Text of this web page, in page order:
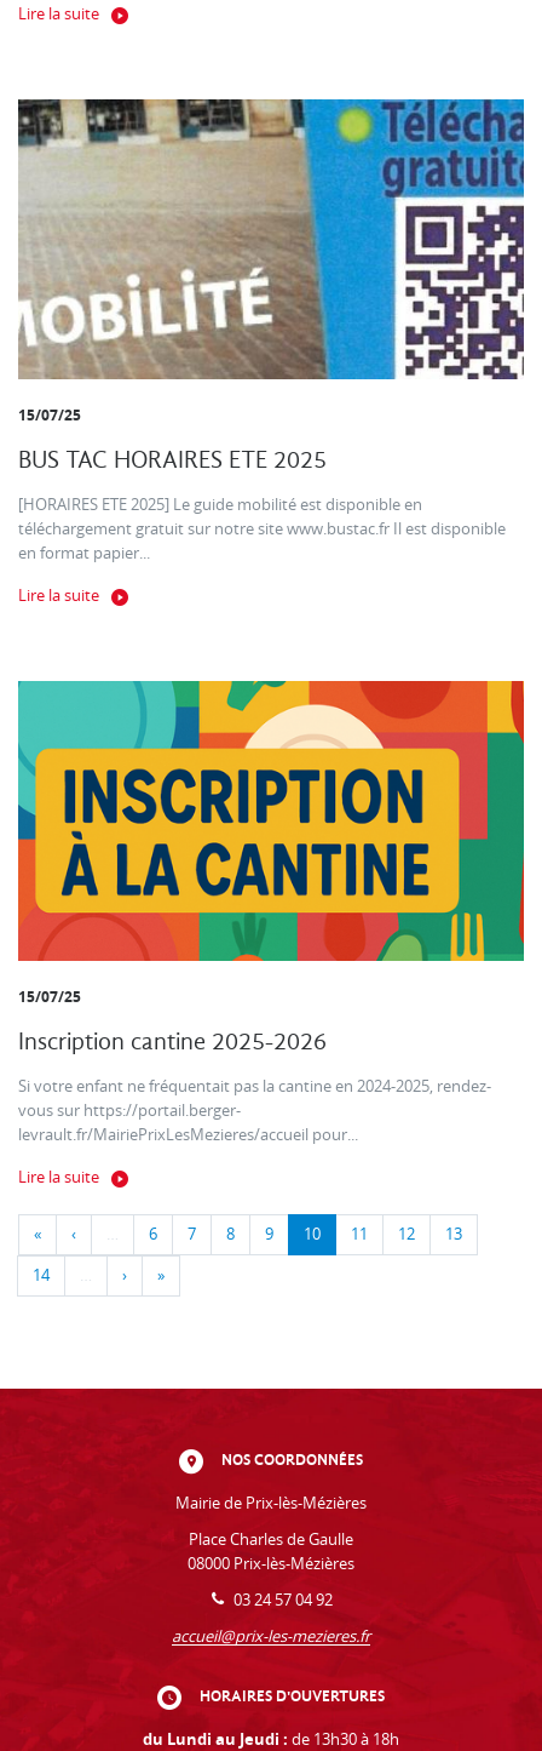
Lire la suite
15/07/25
BUS TAC HORAIRES ETE 2025
[HORAIRES ETE 2025] Le guide mobilité est disponible en
téléchargement gratuit sur notre site www.bustac.fr Il est disponible
en format papier...
Lire la suite
15/07/25
Inscription cantine 2025-2026
Si votre enfant ne fréquentait pas la cantine en 2024-2025, rendez-
vous sur https://portail.berger-
levrault.fr/MairiePrixLesMezieres/accueil pour...
Lire la suite
« ‹ … 6 7 8 9 10 11 12 13
14 … › »
NOS COORDONNÉES
Mairie de Prix-lès-Mézières
Place Charles de Gaulle
08000 Prix-lès-Mézières
03 24 57 04 92
accueil@prix-les-mezieres.fr
HORAIRES D'OUVERTURES
du Lundi au Jeudi : de 13h30 à 18h